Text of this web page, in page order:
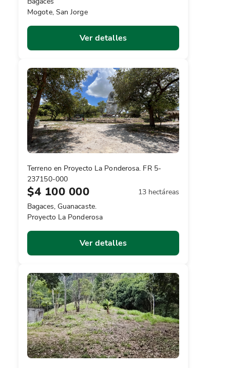
Mogote, San Jorge
Ver detalles
Terreno en Proyecto La Ponderosa. FR 5-
237150-000
$4 100 000
13 hectáreas
Bagaces, Guanacaste.
Proyecto La Ponderosa
Ver detalles